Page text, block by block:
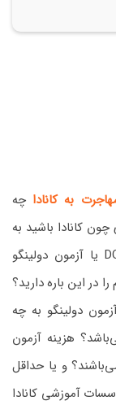
به کانادا چه
کانادا باشید به
احتمال زیاد نام آزمون زبان دولینگو DOULINGO یا آزمون دولینگو
در این باره دارید؟
دولینگو به چه
هزینه آزمون
و یا حداقل
آموزشی کانادا